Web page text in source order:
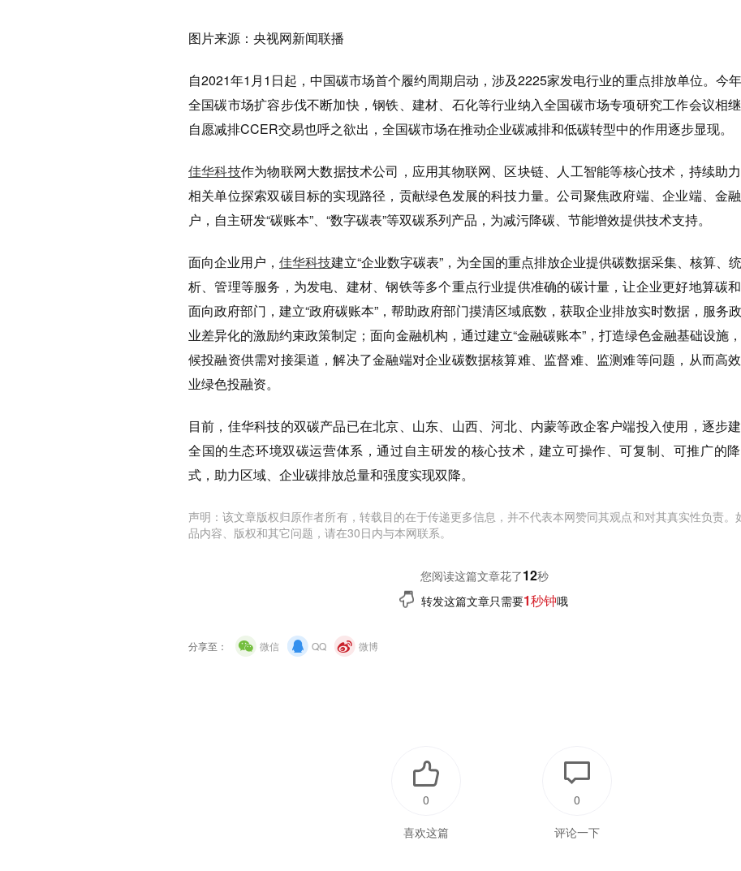
图片来源：央视网新闻联播
自2021年1月1日起，中国碳市场首个履约周期启动，涉及2225家发电行业的重点排放单位。今年
全国碳市场扩容步伐不断加快，钢铁、建材、石化等行业纳入全国碳市场专项研究工作会议相继
自愿减排CCER交易也呼之欲出，全国碳市场在推动企业碳减排和低碳转型中的作用逐步显现。
佳华科技作为物联网大数据技术公司，应用其物联网、区块链、人工智能等核心技术，持续助
相关单位探索双碳目标的实现路径，贡献绿色发展的科技力量。公司聚焦政府端、企业端、金
户，自主研发“碳账本”、“数字碳表”等双碳系列产品，为减污降碳、节能增效提供技术支持。
面向企业用户， 佳华科技建立“企业数字碳表”，为全国的重点排放企业提供碳数据采集、核算、
析、管理等服务，为发电、建材、钢铁等多个重点行业提供准确的碳计量，让企业更好地算碳和
面向政府部门，建立“政府碳账本”，帮助政府部门摸清区域底数，获取企业排放实时数据，服务
业差异化的激励约束政策制定；面向金融机构，通过建立“金融碳账本”，打造绿色金融基础设施
候投融资供需对接渠道，解决了金融端对企业碳数据核算难、监督难、监测难等问题，从而高
业绿色投融资。
目前，佳华科技的双碳产品已在北京、山东、山西、河北、内蒙等政企客户端投入使用，逐步
全国的生态环境双碳运营体系，通过自主研发的核心技术，建立可操作、可复制、可推广的
式，助力区域、企业碳排放总量和强度实现双降。
声明：该文章版权归原作者所有，转载目的在于传递更多信息，并不代表本网赞同其观点和对其真实性负责。
品内容、版权和其它问题，请在30日内与本网联系。
您阅读这篇文章花了12秒
转发这篇文章只需要1秒钟哦
分享至： 微信 QQ 微博
喜欢这篇
0
评论一下
0